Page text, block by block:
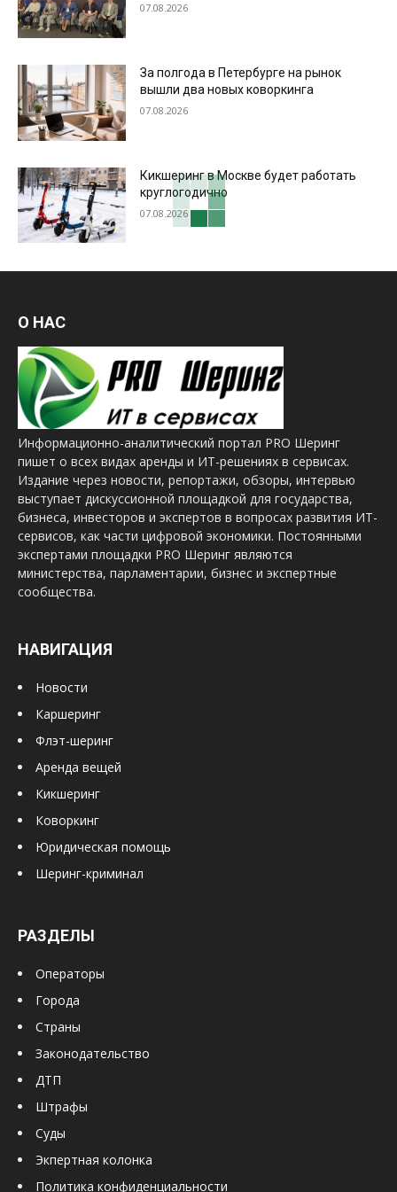
07.08.2026
За полгода в Петербурге на рынок
вышли два новых коворкинга
07.08.2026
Кикшеринг в Москве будет работать
круглогодично
07.08.2026
О НАС
Информационно-аналитический портал PRO Шеринг
пишет о всех видах аренды и ИТ-решениях в сервисах.
Издание через новости, репортажи, обзоры, интервью
выступает дискуссионной площадкой для государства,
бизнеса, инвесторов и экспертов в вопросах развития ИТ-
сервисов, как части цифровой экономики. Постоянными
экспертами площадки PRO Шеринг являются
министерства, парламентарии, бизнес и экспертные
сообщества.
НАВИГАЦИЯ
Новости
Каршеринг
Флэт-шеринг
Аренда вещей
Кикшеринг
Коворкинг
Юридическая помощь
Шеринг-криминал
РАЗДЕЛЫ
Операторы
Города
Страны
Законодательство
ДТП
Штрафы
Суды
Экпертная колонка
Политика конфиденциальности